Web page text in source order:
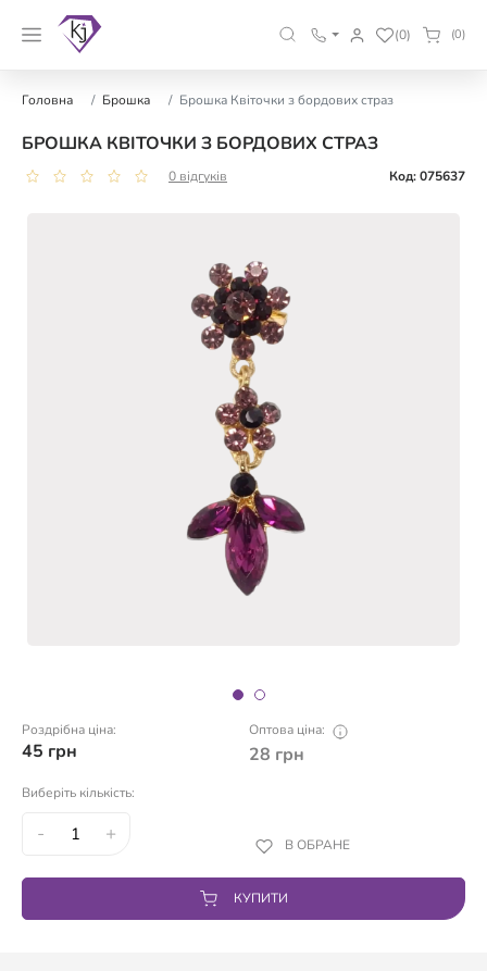
(0) (0)
Головна Брошка Брошка Квіточки з бордових страз
БРОШКА КВІТОЧКИ З БОРДОВИХ СТРАЗ
0 відгуків Код: 075637
Роздрібна ціна:
45 грн
Оптова ціна:
28 грн
Виберіть кількість:
- + В ОБРАНЕ
КУПИТИ